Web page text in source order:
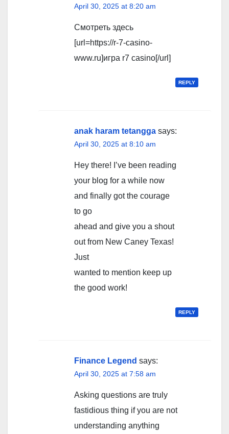
April 30, 2025 at 8:20 am
Смотреть здесь
[url=https://r-7-casino-
www.ru]игра r7 casino[/url]
REPLY
anak haram tetangga says:
April 30, 2025 at 8:10 am
Hey there! I’ve been reading
your blog for a while now
and finally got the courage
to go
ahead and give you a shout
out from New Caney Texas!
Just
wanted to mention keep up
the good work!
REPLY
Finance Legend says:
April 30, 2025 at 7:58 am
Asking questions are truly
fastidious thing if you are not
understanding anything